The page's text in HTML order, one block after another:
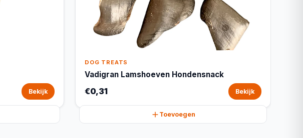
Bekijk
DOG TREATS
Vadigran Lamshoeven Hondensnack
€0,31 Bekijk
Toevoegen